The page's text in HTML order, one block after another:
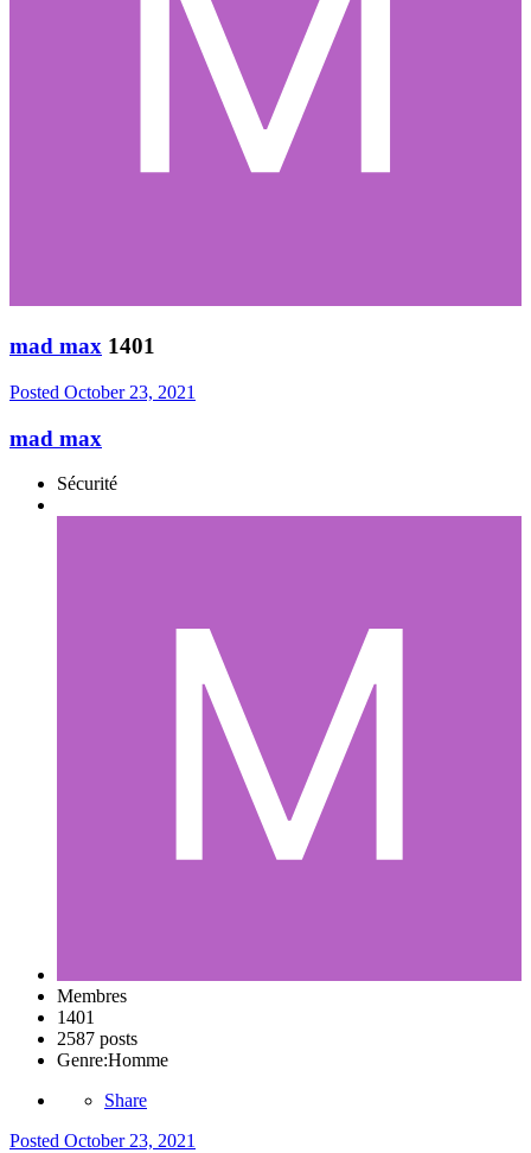
mad max 1401
Posted October 23, 2021
mad max
Sécurité
Membres
1401
2587 posts
Genre:Homme
Share
Posted October 23, 2021